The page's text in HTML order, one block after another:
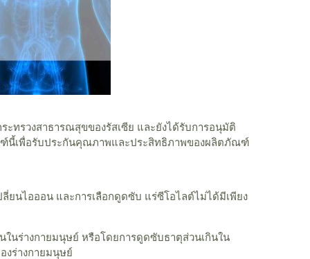
ทรวงสาธารณสุขของรัสเซีย และยังได้รับการอนุมัติ
ฑ์นี้เพื่อรับประกันคุณภาพและประสิทธิภาพของผลิตภัณฑ์
ยนไอออน และการเลือกดูดซับ แร่ซีโอไลต์ไม่ได้มีเพียง
นร่างกายมนุษย์ หรือโดยการดูดซับธาตุส่วนเกินใน
งร่างกายมนุษย์